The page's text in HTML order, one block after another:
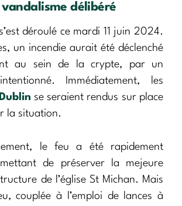
vandalisme délibéré
déroulé ce mardi 11 juin 2024.
un incendie aurait été déclenché
au sein de la crypte, par un
Immédiatement, les
Dublin se seraient rendus sur place
la situation.
le feu a été rapidement
de préserver la mejeure
de l’église St Michan. Mais
couplée à l’emploi de lances à